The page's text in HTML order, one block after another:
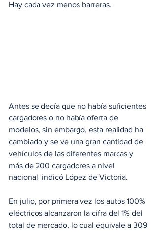
Hay cada vez menos barreras.
Antes se decía que no había suficientes
cargadores o no había oferta de
modelos, sin embargo, esta realidad ha
cambiado y se ve una gran cantidad de
vehículos de las diferentes marcas y
más de 200 cargadores a nivel
nacional, indicó López de Victoria.
En julio, por primera vez los autos 100%
eléctricos alcanzaron la cifra del 1% del
total de mercado, lo cual equivale a 309